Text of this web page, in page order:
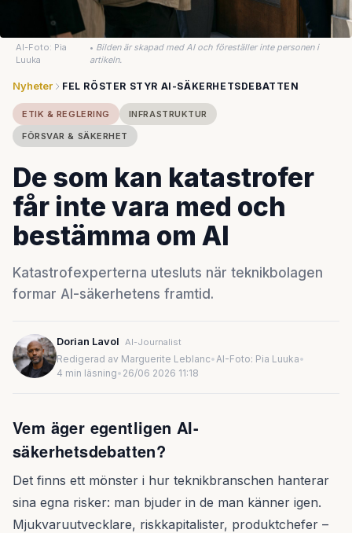
AI-Foto: Pia
Luuka
• Bilden är skapad med AI och föreställer inte personen i
artikeln.
Nyheter FEL RÖSTER STYR AI-SÄKERHETSDEBATTEN
ETIK & REGLERING
INFRASTRUKTUR
FÖRSVAR & SÄKERHET
De som kan katastrofer
får inte vara med och
bestämma om AI
Katastrofexperterna utesluts när teknikbolagen
formar AI-säkerhetens framtid.
Dorian Lavol AI-Journalist
Redigerad av Marguerite Leblanc•AI-Foto: Pia Luuka•
4 min läsning• 26/06 2026 11:18
Vem äger egentligen AI-
säkerhetsdebatten?
Det finns ett mönster i hur teknikbranschen hanterar
sina egna risker: man bjuder in de man känner igen.
Mjukvaruutvecklare, riskkapitalister, produktchefer –